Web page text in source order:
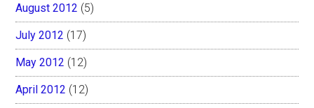
August 2012 (5)
July 2012 (17)
May 2012 (12)
April 2012 (12)